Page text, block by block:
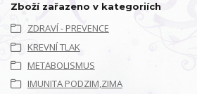
Zboží zařazeno v kategoriích
ZDRAVÍ - PREVENCE
KREVNÍ TLAK
METABOLISMUS
IMUNITA PODZIM,ZIMA